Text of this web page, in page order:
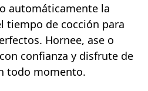
automáticamente la
tiempo de cocción para
Hornee, ase o
confianza y disfrute de
todo momento.